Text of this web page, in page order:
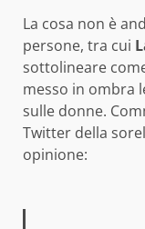
La cosa non è
persone, tra cui
sottolineare
messo in ombra
sulle donne.
Twitter della
opinione: